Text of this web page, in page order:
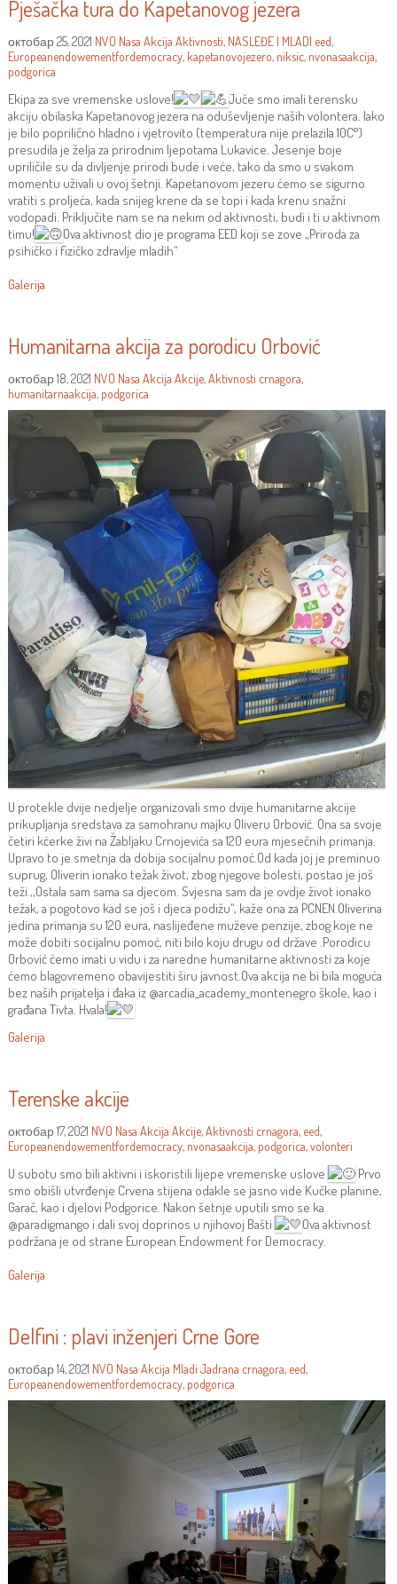
Pješačka tura do Kapetanovog jezera
октобар 25, 2021 NVO Nasa Akcija Aktivnosti, NASLEĐE I MLADI eed,
Europeanendowementfordemocracy, kapetanovojezero, niksic, nvonasaakcija,
podgorica
Ekipa za sve vremenske uslove!
Juče smo imali terensku
akciju obilaska Kapetanovog jezera na oduševljenje naših volontera. Iako
je bilo poprilično hladno i vjetrovito (temperatura nije prelazila 10C°)
presudila je želja za prirodnim ljepotama Lukavice. Jesenje boje
upriličile su da divljenje prirodi bude i veće, tako da smo u svakom
momentu uživali u ovoj šetnji. Kapetanovom jezeru ćemo se sigurno
vratiti s proljeća, kada snijeg krene da se topi i kada krenu snažni
vodopadi. Priključite nam se na nekim od aktivnosti, budi i ti u aktivnom
timu!
Ova aktivnost dio je programa EED koji se zove „Priroda za
psihičko i fizičko zdravlje mladih“
Galerija
Humanitarna akcija za porodicu Orbović
октобар 18, 2021 NVO Nasa Akcija Akcije,Aktivnosti crnagora,
humanitarnaakcija, podgorica
U protekle dvije nedjelje organizovali smo dvije humanitarne akcije
prikupljanja sredstava za samohranu majku Oliveru Orbović. Ona sa svoje
četiri kćerke živi na Žabljaku Crnojevića sa 120 eura mjesečnih primanja.
Upravo to je smetnja da dobija socijalnu pomoć.Od kada joj je preminuo
suprug, Oliverin ionako težak život, zbog njegove bolesti, postao je još
teži.,,Ostala sam sama sa djecom. Svjesna sam da je ovdje život ionako
težak, a pogotovo kad se još i djeca podižu“, kaže ona za PCNEN.Oliverina
jedina primanja su 120 eura, naslijeđene muževe penzije, zbog koje ne
može dobiti socijalnu pomoć, niti bilo koju drugu od države .Porodicu
Orbović ćemo imati u vidu i za naredne humanitarne aktivnosti za koje
ćemo blagovremeno obavijestiti širu javnost.Ova akcija ne bi bila moguća
bez naših prijatelja i đaka iz @arcadia_academy_montenegro škole, kao i
građana Tivta. Hvala!
Galerija
Terenske akcije
октобар 17, 2021 NVO Nasa Akcija Akcije,Aktivnosti crnagora, eed,
Europeanendowementfordemocracy, nvonasaakcija, podgorica,volonteri
U subotu smo bili aktivni i iskoristili lijepe vremenske uslove
Prvo
smo obišli utvrđenje Crvena stijena odakle se jasno vide Kučke planine,
Garač, kao i djelovi Podgorice. Nakon šetnje uputili smo se ka
@paradigmango i dali svoj doprinos u njihovoj Bašti
Ova aktivnost
podržana je od strane European Endowment for Democracy.
Galerija
Delfini : plavi inženjeri Crne Gore
октобар 14, 2021 NVO Nasa Akcija Mladi Jadrana crnagora, eed,
Europeanendowementfordemocracy, podgorica